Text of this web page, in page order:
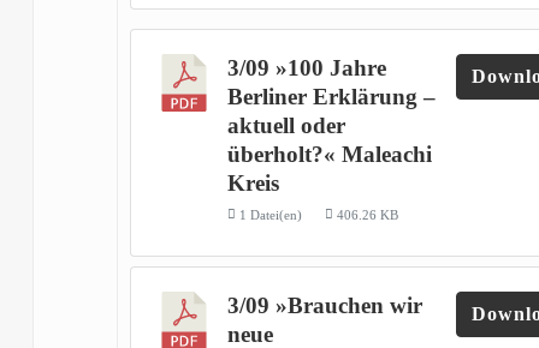
3/09 »100 Jahre
Berliner Erklärung –
aktuell oder
überholt?« Maleachi
Kreis
1 Datei(en) 406.26 KB
3/09 »Brauchen wir
neue